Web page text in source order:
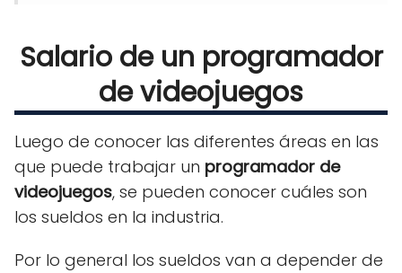
Salario de un programador
de videojuegos
Luego de conocer las diferentes áreas en las
que puede trabajar un programador de
videojuegos, se pueden conocer cuáles son
los sueldos en la industria.
Por lo general los sueldos van a depender de